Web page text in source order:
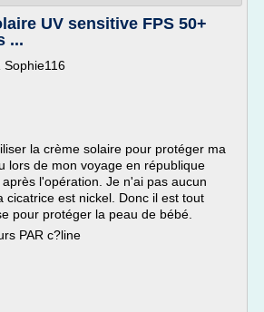
UV sensitive FPS 50+
...
Sophie116
la crème solaire pour protéger ma
lors de mon voyage en république
l'opération. Je n'ai pas aucun
cicatrice est nickel. Donc il est tout
pour protéger la peau de bébé.
PAR c?line